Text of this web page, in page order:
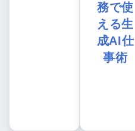
務で使
える生
成AI仕
事術